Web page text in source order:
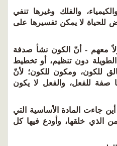
والفلك وغيرها تنفي
للحياة لا يمكن تفسيرها على
معهم - أنّ الكون نشأ صدفة
دون تنظيم، أو تخطيط
للكون، ومكون للكون؛ لأنّ
صفة للفعل، والفعل لا يكون
جاءت المادة الأساسية التي
الذي خلقها، وأودع فيها كل